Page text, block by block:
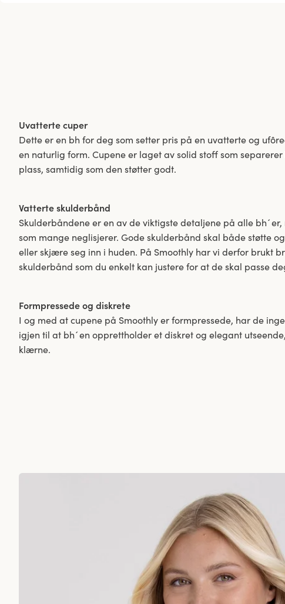
Uvatterte cuper
Dette er en bh for deg som setter pris på en uvatterte og
en naturlig form. Cupene er laget av solid stoff som
plass, samtidig som den støtter godt.
Vatterte skulderbånd
Skulderbåndene er en av de viktigste detaljene på alle bh´er,
som mange neglisjerer. Gode ​​skulderbånd skal både støtte
eller skjære seg inn i huden. På Smoothly har vi derfor brukt
skulderbånd som du enkelt kan justere for at de skal passe
Formpressede og diskrete
I og med at cupene på Smoothly er formpressede, har de
igjen til at bh´en opprettholder et diskret og elegant
klærne.